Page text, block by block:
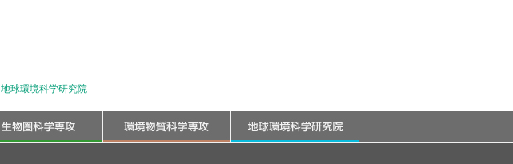
地球環境科学研究院